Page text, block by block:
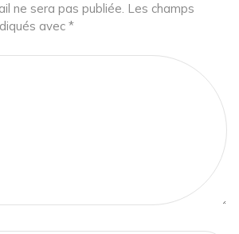
ne sera pas publiée. Les champs
avec *